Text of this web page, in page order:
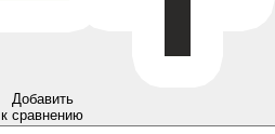
Добавить
к сравнению